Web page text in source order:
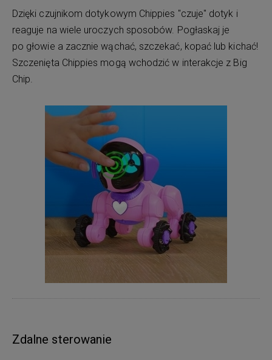
Dzięki czujnikom dotykowym Chippies "czuje" dotyk i
reaguje na wiele uroczych sposobów. Pogłaskaj je
po głowie a zacznie wąchać, szczekać, kopać lub kichać!
Szczenięta Chippies mogą wchodzić w interakcje z Big
Chip.
Zdalne sterowanie